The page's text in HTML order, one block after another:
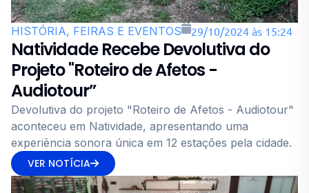
HISTÓRIA, FEIRAS E EVENTOS 29/10/2024 às 15:24
Natividade Recebe Devolutiva do
Projeto "Roteiro de Afetos -
Audiotour”
Devolutiva do projeto "Roteiro de Afetos - Audiotour"
aconteceu em Natividade, apresentando uma
experiência sonora única em 12 estações pela cidade.
VER NOTÍCIA